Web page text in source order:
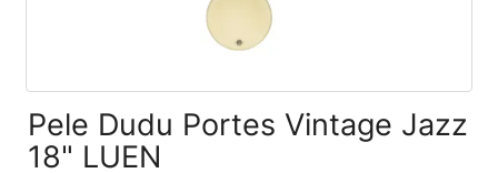
Pele Dudu Portes Vintage Jazz
18" LUEN